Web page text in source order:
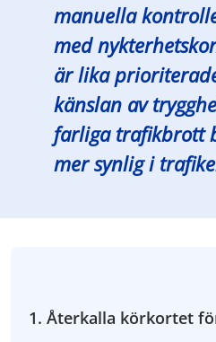
manuella
med
är lika
känslan av
farliga trafikbrott
mer synlig i
1. Återkalla körkortet